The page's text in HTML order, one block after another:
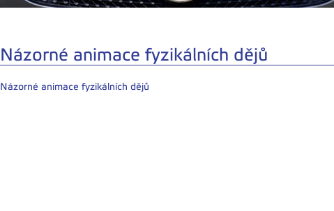
Názorné animace fyzikálních dějů
Názorné animace fyzikálních dějů